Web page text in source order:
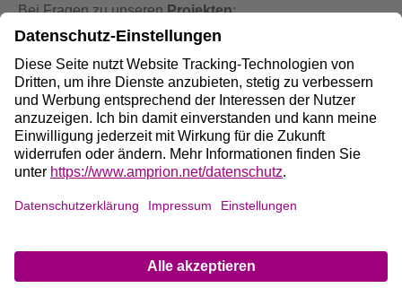
Bei Fragen zu unserenProjekten:
+49 800 584 9000
BeiStörungen an unseren Anlagen:
+49 800 490 4000
Social Media:
Datenschutz